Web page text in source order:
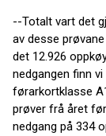
--Totalt vart det
av desse
det 12.926
nedgangen finn
førarkortklasse
prøver frå året
nedgang på 334